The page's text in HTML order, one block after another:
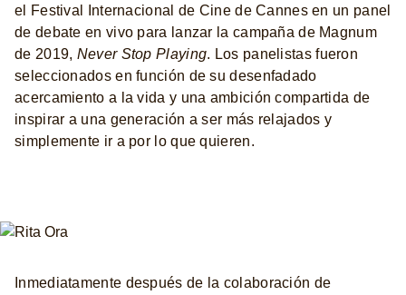
el Festival Internacional de Cine de Cannes en un panel
de debate en vivo para lanzar la campaña de Magnum
de 2019, Never Stop Playing. Los panelistas fueron
seleccionados en función de su desenfadado
acercamiento a la vida y una ambición compartida de
inspirar a una generación a ser más relajados y
simplemente ir a por lo que quieren.
Inmediatamente después de la colaboración de